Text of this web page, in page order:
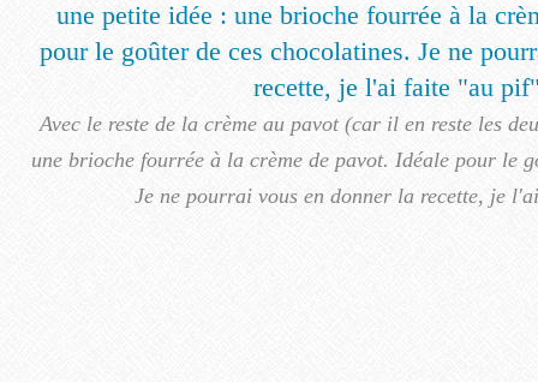
Avec le reste de la crème au pavot (car il en reste les
une brioche fourrée à la crème de pavot. Idéale pour le
Je ne pourrai vous en donner la recette, je